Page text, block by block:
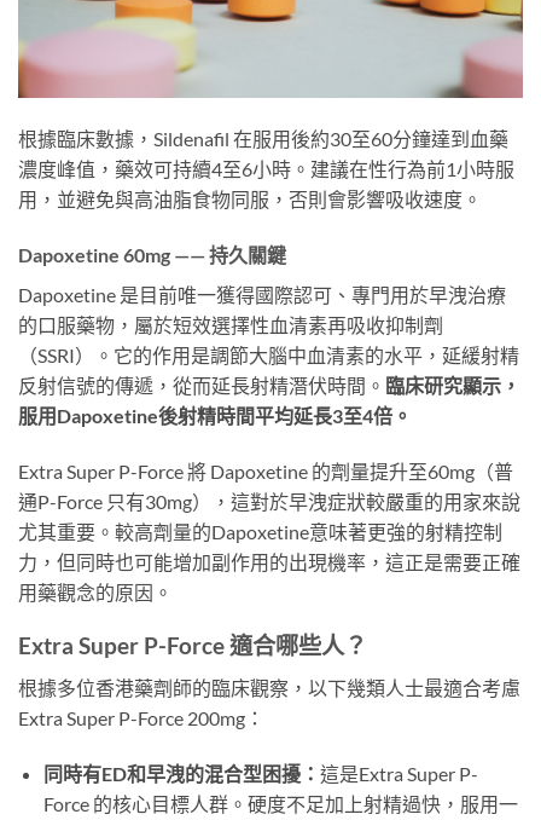
根據臨床數據，Sildenafil 在服用後約30至60分鐘達到血藥
濃度峰值，藥效可持續4至6小時。建議在性行為前1小時服
用，並避免與高油脂食物同服，否則會影響吸收速度。
Dapoxetine 60mg —— 持久關鍵
Dapoxetine 是目前唯一獲得國際認可、專門用於早洩治療
的口服藥物，屬於短效選擇性血清素再吸收抑制劑
（SSRI）。它的作用是調節大腦中血清素的水平，延緩射精
反射信號的傳遞，從而延長射精潛伏時間。 臨床研究顯示，
服用Dapoxetine後射精時間平均延長3至4倍。
Extra Super P-Force 將 Dapoxetine 的劑量提升至60mg（普
通P-Force 只有30mg），這對於早洩症狀較嚴重的用家來說
尤其重要。較高劑量的Dapoxetine意味著更強的射精控制
力，但同時也可能增加副作用的出現機率，這正是需要正確
用藥觀念的原因。
Extra Super P-Force 適合哪些人？
根據多位香港藥劑師的臨床觀察，以下幾類人士最適合考慮
Extra Super P-Force 200mg：
同時有ED和早洩的混合型困擾： 這是Extra Super P-
Force 的核心目標人群。硬度不足加上射精過快，服用一